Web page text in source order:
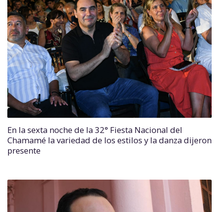
En la sexta noche de la 32° Fiesta Nacional del
Chamamé la variedad de los estilos y la danza dijeron
presente